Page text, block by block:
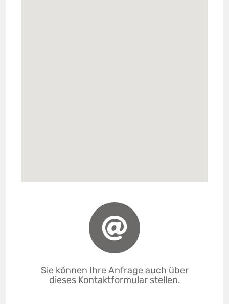
Sie können Ihre Anfrage auch über
dieses Kontaktformular stellen.